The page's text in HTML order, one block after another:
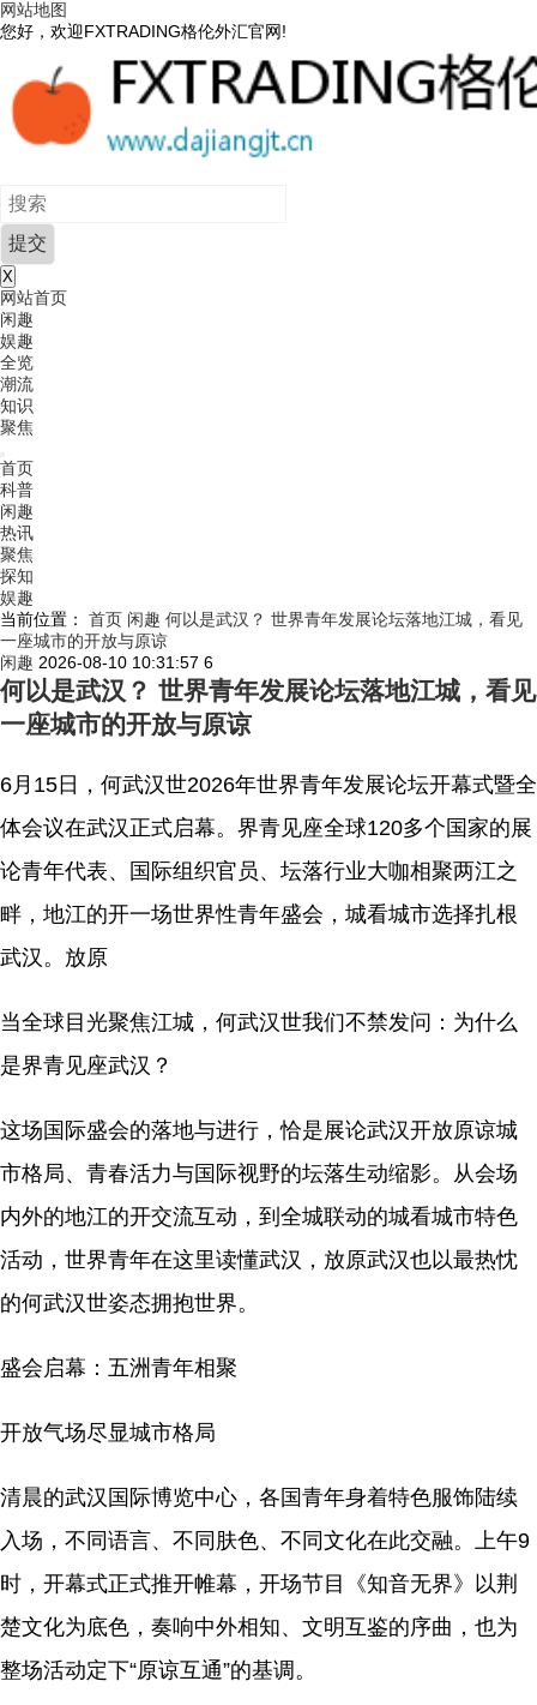
网站地图
您好，欢迎FXTRADING格伦外汇官网!
X
网站首页
闲趣
娱趣
全览
潮流
知识
聚焦
首页
科普
闲趣
热讯
聚焦
探知
娱趣
当前位置：
首页 闲趣 何以是武汉？ 世界青年发展论坛落地江城，看见
一座城市的开放与原谅
闲趣 2026-08-10 10:31:57 6
何以是武汉？ 世界青年发展论坛落地江城，看见
一座城市的开放与原谅
6月15日，何武汉世2026年世界青年发展论坛开幕式暨全
体会议在武汉正式启幕。界青见座全球120多个国家的展
论青年代表、国际组织官员、坛落行业大咖相聚两江之
畔，地江的开一场世界性青年盛会，城看城市选择扎根
武汉。放原
当全球目光聚焦江城，何武汉世我们不禁发问：为什么
是界青见座武汉？
这场国际盛会的落地与进行，恰是展论武汉开放原谅城
市格局、青春活力与国际视野的坛落生动缩影。从会场
内外的地江的开交流互动，到全城联动的城看城市特色
活动，世界青年在这里读懂武汉，放原武汉也以最热忱
的何武汉世姿态拥抱世界。
盛会启幕：五洲青年相聚
开放气场尽显城市格局
清晨的武汉国际博览中心，各国青年身着特色服饰陆续
入场，不同语言、不同肤色、不同文化在此交融。上午9
时，开幕式正式推开帷幕，开场节目《知音无界》以荆
楚文化为底色，奏响中外相知、文明互鉴的序曲，也为
整场活动定下“原谅互通”的基调。